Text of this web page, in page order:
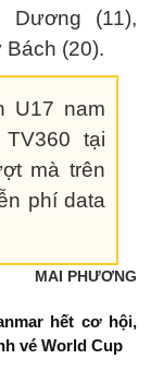
Dương (11),
Bách (20).
U17 nam
tại
mà trên
phí data
MAI PHƯƠNG
hết cơ hội,
vé World Cup